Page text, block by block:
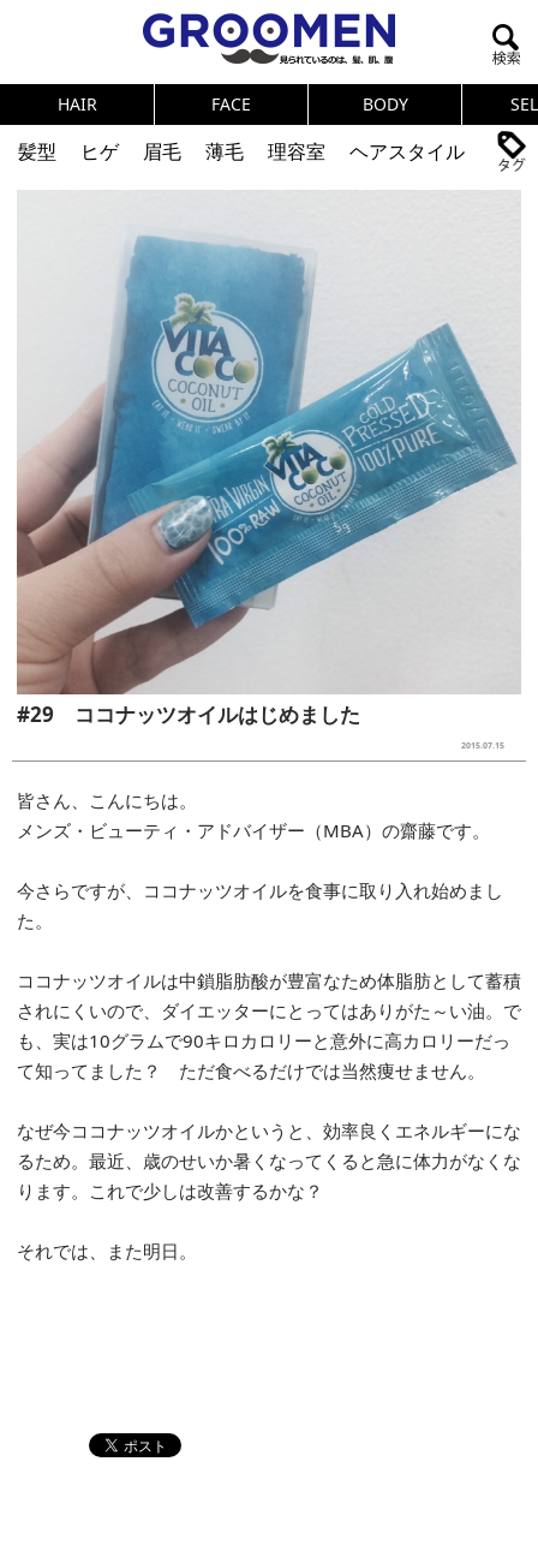
HAIR FACE BODY
髪型 ヒゲ 眉毛 薄毛 理容室
ヘアスタイル
メンズコスメ
NEWS PICK UP
テストステロン
海外セレブ 眉毛
スキンケア 食事
調査結果
トレーニング
好印象な男
頭皮ケア
ダイエット
理容室
#29 ココナッツオイルはじめました
2015.07.15
皆さん、こんにちは。
メンズ・ビューティ・アドバイザー（MBA）の齋藤です。
今さらですが、ココナッツオイルを食事に取り入れ始めまし
た。
ココナッツオイルは中鎖脂肪酸が豊富なため体脂肪として蓄積
されにくいので、ダイエッターにとってはありがた～い油。で
も、実は10グラムで90キロカロリーと意外に高カロリーだっ
て知ってました？ ただ食べるだけでは当然痩せません。
なぜ今ココナッツオイルかというと、効率良くエネルギーにな
るため。最近、歳のせいか暑くなってくると急に体力がなくな
ります。これで少しは改善するかな？
それでは、また明日。